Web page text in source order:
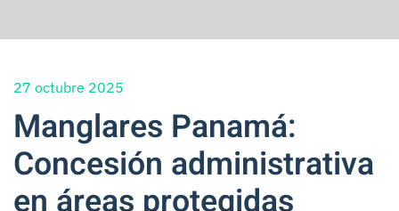
27 octubre 2025
Manglares Panamá:
Concesión administrativa